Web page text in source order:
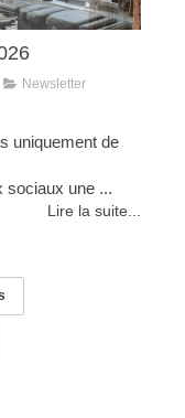
Newsletter
uniquement de
sociaux une ...
Lire la suite...